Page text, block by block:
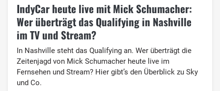
IndyCar heute live mit Mick Schumacher:
Wer überträgt das Qualifying in Nashville
im TV und Stream?
In Nashville steht das Qualifying an. Wer überträgt die
Zeitenjagd von Mick Schumacher heute live im
Fernsehen und Stream? Hier gibt’s den Überblick zu Sky
und Co.